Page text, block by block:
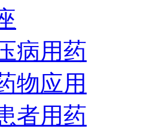
病用药
物应用
者用药